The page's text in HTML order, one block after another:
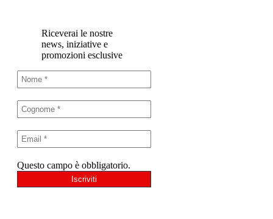
Riceverai le nostre
news, iniziative e
promozioni esclusive
Questo campo è obbligatorio.